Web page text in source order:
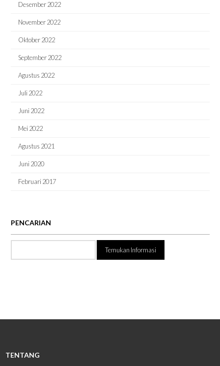
Desember 2022
November 2022
Oktober 2022
September 2022
Agustus 2022
Juli 2022
Juni 2022
Mei 2022
Agustus 2021
Juni 2020
Februari 2017
PENCARIAN
TENTANG